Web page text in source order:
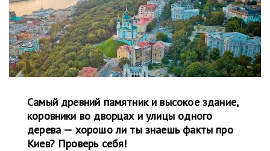
Самый древний памятник и высокое здание,
коровники во дворцах и улицы одного
дерева — хорошо ли ты знаешь факты про
Киев? Проверь себя!